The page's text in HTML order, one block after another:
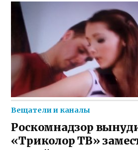
Вещатели и каналы
Роскомнадзор
«Триколор ТВ»